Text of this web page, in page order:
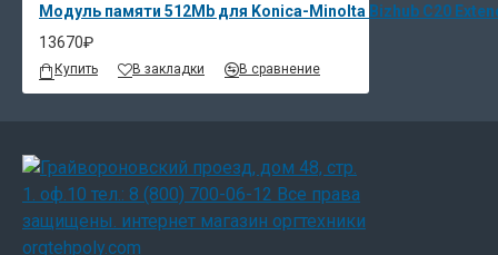
Модуль памяти 512Mb для Konica-Minolta Bizhub C20
13670₽
Купить В закладки В сравнение